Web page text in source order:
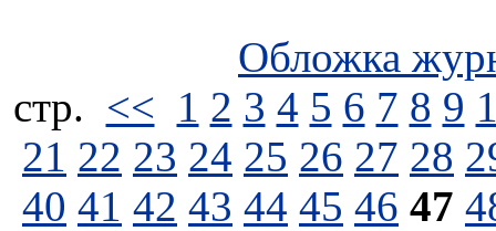
Обложка
стp. << 1 2 3 4 5 6 7 8 9
21 22 23 24 25 26 27 28
40 41 42 43 44 45 46 47